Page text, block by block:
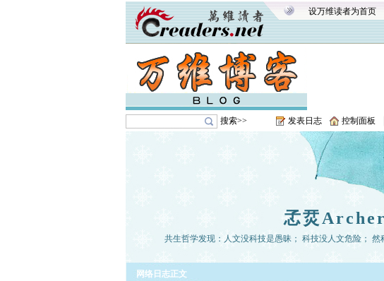
设万维读者为首页
搜索>> 发表日志 控制面板
孞烎
共生哲学发现：人文没科技是愚昧； 科技没人文危险；
网络日志正文